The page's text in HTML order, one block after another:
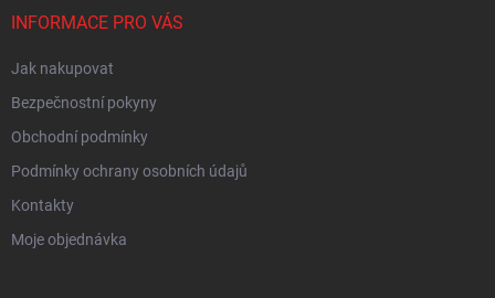
INFORMACE PRO VÁS
Jak nakupovat
Bezpečnostní pokyny
Obchodní podmínky
Podmínky ochrany osobních údajů
Kontakty
Moje objednávka